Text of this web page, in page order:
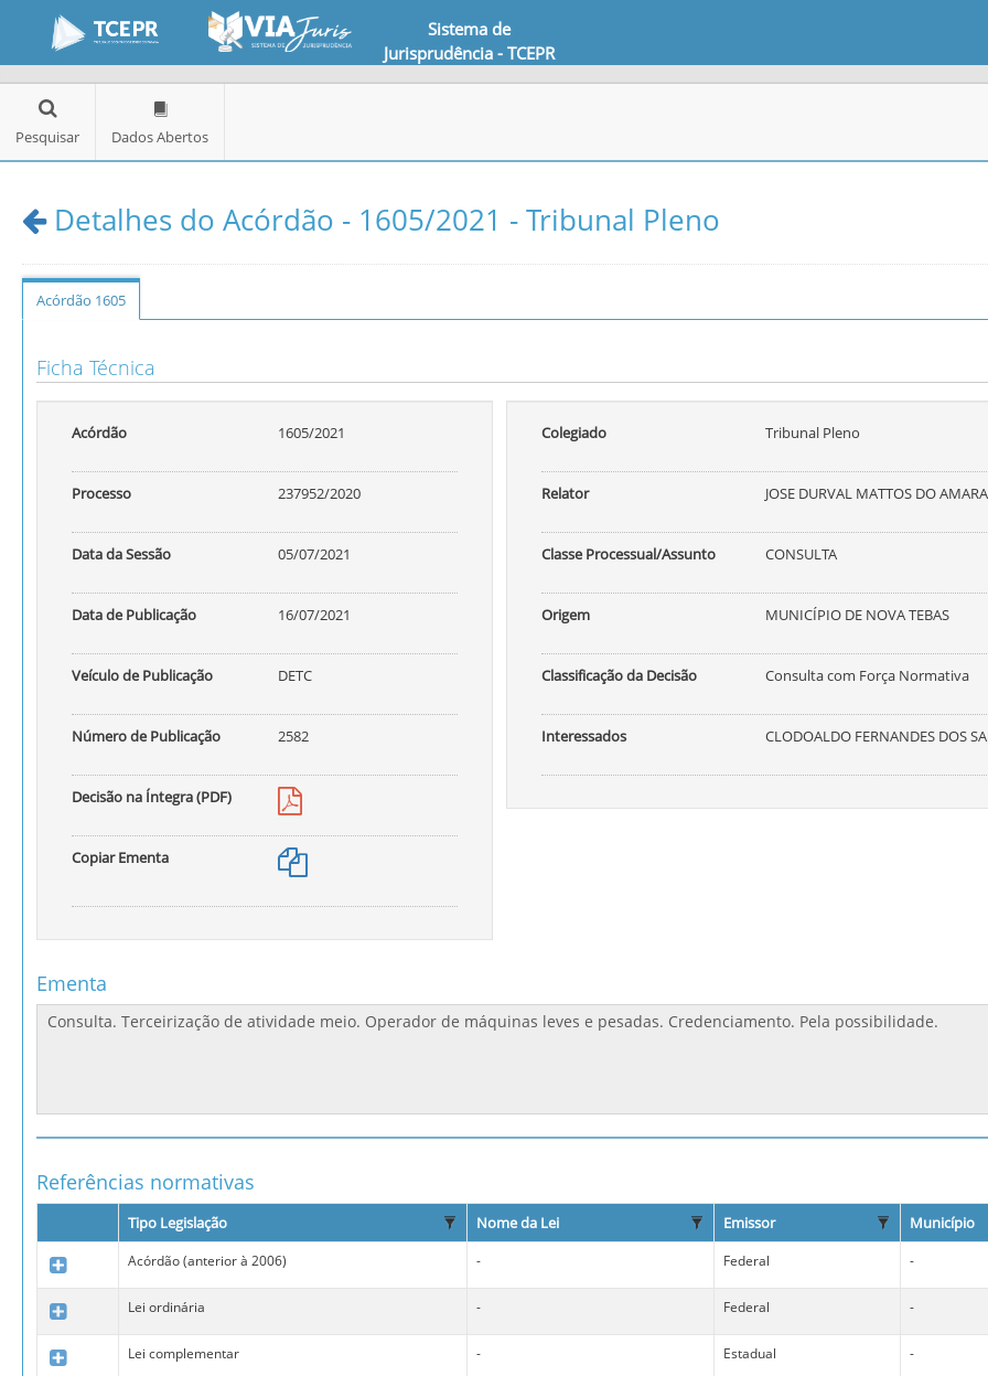
Sistema de
Jurisprudência - TCEPR
Pesquisar Dados Abertos
Detalhes do Acórdão - 1605/2021 - Tribunal Pleno
Acórdão 1605
Ficha Técnica
Acórdão 1605/2021
Processo 237952/2020
Data da Sessão 05/07/2021
Data de Publicação 16/07/2021
Veículo de Publicação DETC
Número de Publicação 2582
Decisão na Íntegra (PDF)
Copiar Ementa
Colegiado Tribunal Pleno
Relator JOSE DURVAL MATTOS DO
Classe Processual/Assunto CONSULTA
Origem MUNICÍPIO DE NOVA TEBAS
Classificação da Decisão Consulta com Força Normativa
Interessados CLODOALDO FERNANDES DOS
Ementa
Referências normativas
Tipo Legislação Nome da Lei Emissor Município
Acórdão (anterior à 2006) - Federal -
Lei ordinária - Federal -
Lei complementar - Estadual -